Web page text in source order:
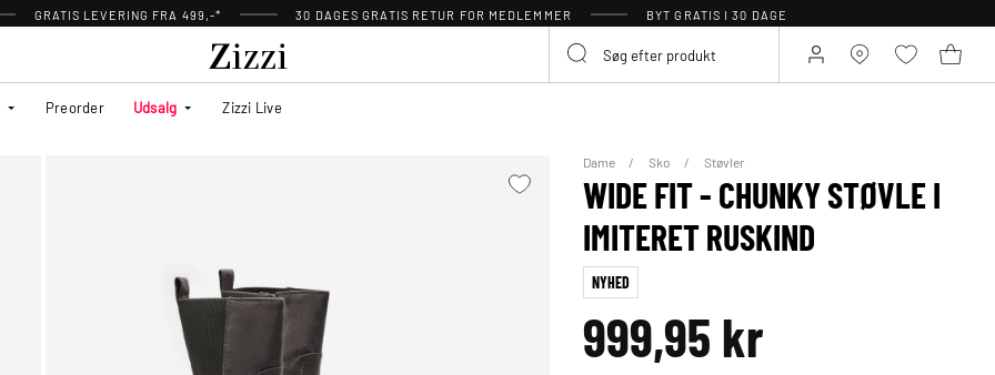
GRATIS LEVERING FRA 499,-* 30 DAGES GRATIS RETUR FOR MEDLEMMER BYT GRATIS I 30 DAGE
Preorder Udsalg Zizzi Live
Dame Sko Støvler
WIDE FIT - CHUNKY STØVLE I
IMITERET RUSKIND
NYHED
999,95 kr